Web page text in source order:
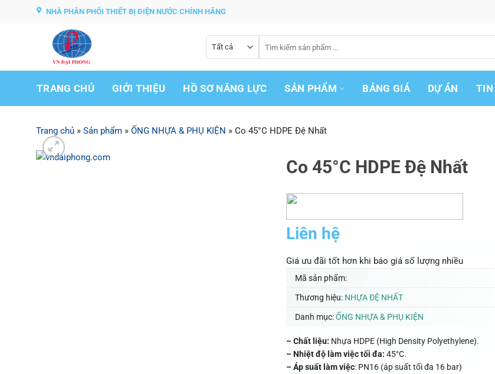
NHÀ PHÂN PHỐI THIẾT BỊ ĐIỆN NƯỚC CHÍNH HÃNG
kiếm:
TRANG CHỦ GIỚI THIỆU HỒ SƠ NĂNG LỰC SẢN PHẨM BẢNG GIÁ DỰ ÁN TIN
Trang chủ» Sản phẩm» ỐNG NHỰA & PHỤ KIỆN » Co 45°C HDPE Đệ Nhất
Co 45°C HDPE Đệ Nhất
Liên hệ
Giá ưu đãi tốt hơn khi báo giá số lượng nhiều
Mã sản phẩm:
Thương hiệu: NHỰA ĐỆ NHẤT
Danh mục: ỐNG NHỰA & PHỤ KIỆN
– Chất liệu: Nhựa HDPE (High Density Polyethylene).
– Nhiệt độ làm việc tối đa: 45°C.
– Áp suất làm việc: PN16 (áp suất tối đa 16 bar)